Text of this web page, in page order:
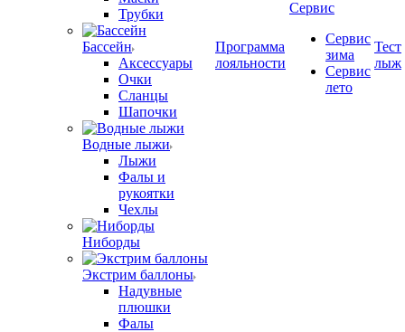
Трубки
Бассейн
Аксессуары
Очки
Сланцы
Шапочки
Водные лыжи
Лыжи
Фалы и
рукоятки
Чехлы
Ниборды
Экстрим баллоны
Надувные
плюшки
Фалы
Программа
лояльности
Сервис
Сервис
зима
Сервис
лето
Тест
лыж